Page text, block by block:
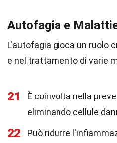
Autofagia e
L'autofagia gioca un ruolo
e nel trattamento di varie
21
È coinvolta nella
eliminando cellule
22
Può ridurre